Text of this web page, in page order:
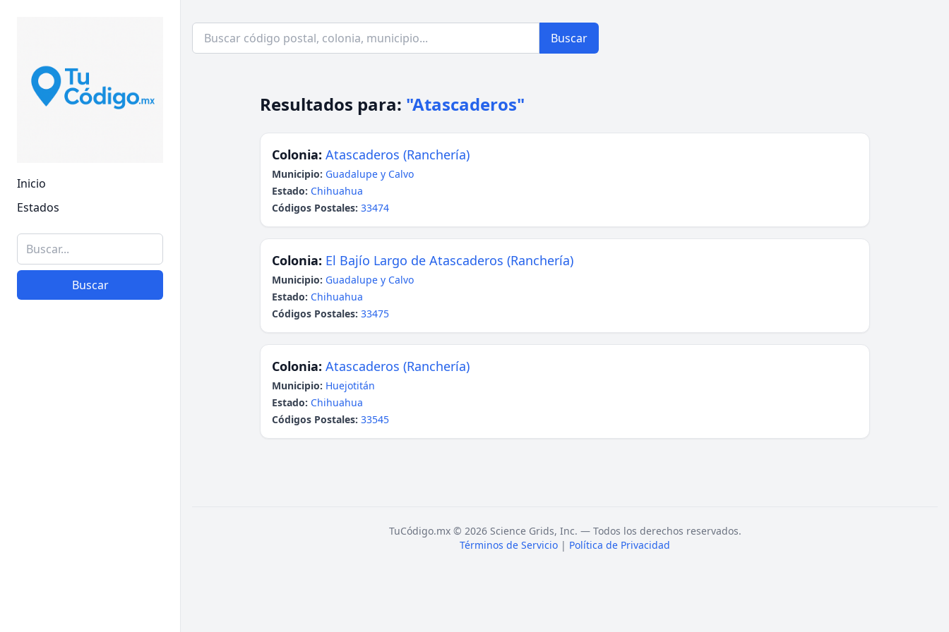
Inicio
Estados
Buscar
Buscar
Resultados para: "Atascaderos"
Colonia: Atascaderos (Ranchería)
Municipio: Guadalupe y Calvo
Estado: Chihuahua
Códigos Postales: 33474
Colonia: El Bajío Largo de Atascaderos (Ranchería)
Municipio: Guadalupe y Calvo
Estado: Chihuahua
Códigos Postales: 33475
Colonia: Atascaderos (Ranchería)
Municipio: Huejotitán
Estado: Chihuahua
Códigos Postales: 33545
TuCódigo.mx © 2026 Science Grids, Inc. — Todos los derechos reservados.
Términos de Servicio | Política de Privacidad